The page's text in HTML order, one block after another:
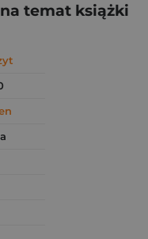
temat książki